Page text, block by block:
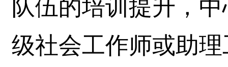
队伍的培训提升，
级社会工作师或助